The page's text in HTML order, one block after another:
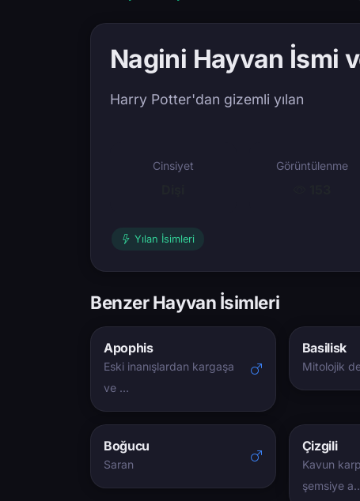
Nagini Hayvan İsmi
Harry Potter'dan gizemli yılan
Cinsiyet Görüntülenme
Yılan İsimleri
Benzer Hayvan İsimleri
Apophis
Eski inanışlardan kargaşa
ve …
Basilisk
Mitolojik
Boğucu
Saran
Çizgili
Kavun
şemsiye